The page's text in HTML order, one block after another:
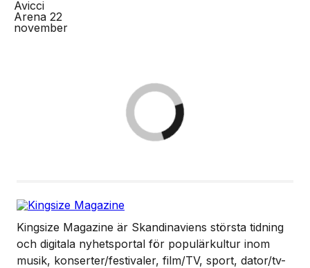
Kingsize Magazine är Skandinaviens största tidning
och digitala nyhetsportal för populärkultur inom
musik, konserter/festivaler, film/TV, sport, dator/tv-